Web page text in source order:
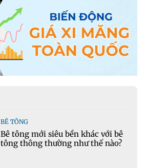
BÊ TÔNG
Bê tông mới siêu bền khác với bê
tông thông thường như thế nào?